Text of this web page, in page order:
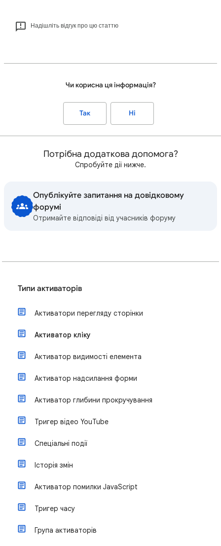
Надішліть відгук про цю статтю
Чи корисна ця інформація?
Так Ні
Потрібна додаткова допомога?
Спробуйте дії нижче.
Опублікуйте запитання на довідковому
форумі
Отримайте відповіді від учасників форуму
Типи активаторів
Активатори перегляду сторінки
Активатор кліку
Активатор видимості елемента
Активатор надсилання форми
Активатор глибини прокручування
Тригер відео YouTube
Спеціальні події
Історія змін
Активатор помилки JavaScript
Тригер часу
Група активаторів